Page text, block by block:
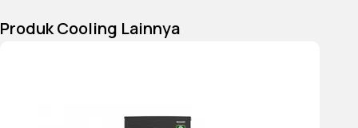
Produk Cooling Lainnya